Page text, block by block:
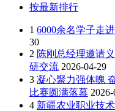
按最新排行
1 6000余名学子走
30
2 陈刚总经理邀请
研交流 2026-04-29
3 凝心聚力强体魄
比赛圆满落幕
4 新疆农业职业技